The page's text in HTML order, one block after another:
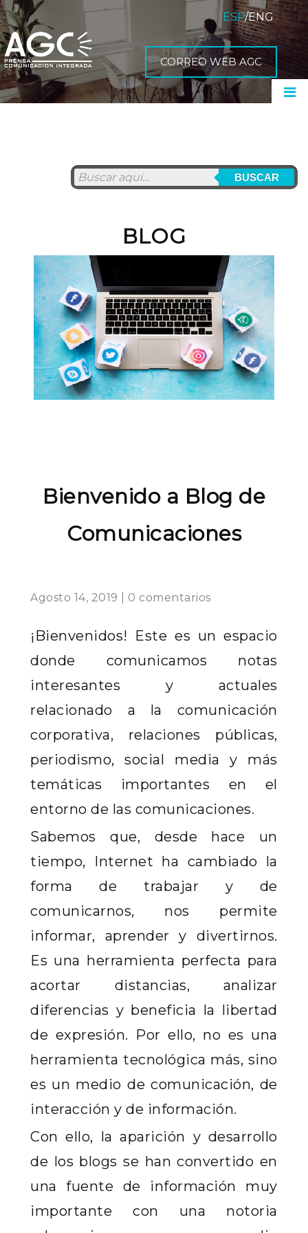
CORREO WEB AGC
ESP/ENG
BUSCAR
BLOG
Bienvenido a Blog de
Comunicaciones
Agosto 14, 2019 | 0 comentarios
¡Bienvenidos! Este es un espacio
donde comunicamos notas
interesantes y actuales
relacionado a la comunicación
corporativa, relaciones públicas,
periodismo, social media y más
temáticas importantes en el
entorno de las comunicaciones.
Sabemos que, desde hace un
tiempo, Internet ha cambiado la
forma de trabajar y de
comunicarnos, nos permite
informar, aprender y divertirnos.
Es una herramienta perfecta para
acortar distancias, analizar
diferencias y beneficia la libertad
de expresión. Por ello, no es una
herramienta tecnológica más, sino
es un medio de comunicación, de
interacción y de información.
Con ello, la aparición y desarrollo
de los blogs se han convertido en
una fuente de información muy
importante con una notoria